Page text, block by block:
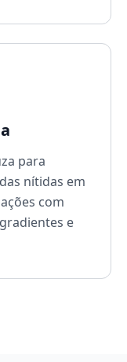
para
nítidas em
com
e